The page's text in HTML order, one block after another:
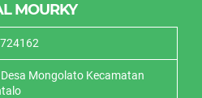
MOURKY
Mongolato Kecamatan